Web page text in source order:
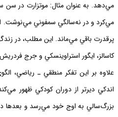
مي‌دهد. به عنوان مثال: موتزارت در سن
مي‌كرد و در نه‌سالگي سمفوني مي‌نوشت.
پرقدرت باقي مي‌ماند. اين مطلب، در
كاسالز، ايگور استراوينسكي و جرج
علاوه بر اين تفكر منطقي ـ رياضي،
اندكي ديرتر از دوران كودكي ظهور
بزرگ‌سالي به اوج خود مي‌رسد و بعدها